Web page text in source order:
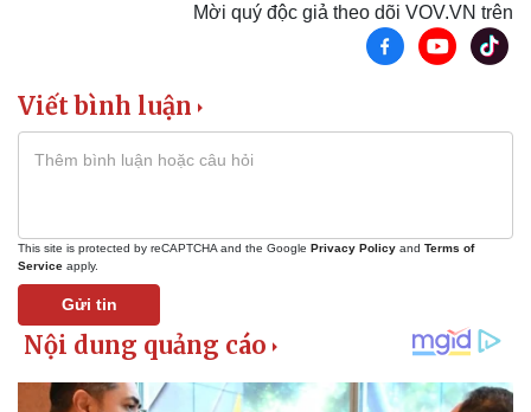
Bất động sản
Khởi nghiệp
Tiêu dùng
Mời quý độc giả theo dõi VOV.VN trên
Viết bình luận
This site is protected by reCAPTCHA and the Google Privacy Policy and Terms of
Service apply.
Gửi tin